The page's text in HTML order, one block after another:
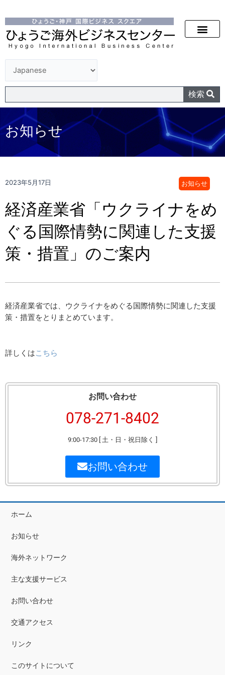
検索
お知らせ
2023年5月17日 お知らせ
経済産業省「ウクライナをめ
ぐる国際情勢に関連した支援
策・措置」のご案内
経済産業省では、ウクライナをめぐる国際情勢に関連した支援
策・措置をとりまとめています。
詳しくはこちら
お問い合わせ
078-271-8402
9:00-17:30 [ 土・日・祝日除く ]
お問い合わせ
ホーム
お知らせ
海外ネットワーク
主な支援サービス
お問い合わせ
交通アクセス
リンク
このサイトについて